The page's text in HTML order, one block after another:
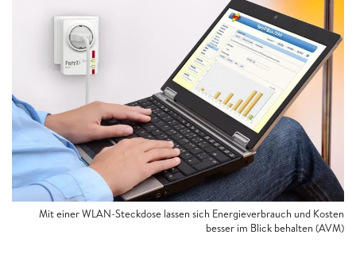
Mit einer WLAN-Steckdose lassen sich Energieverbrauch und Kosten
besser im Blick behalten (AVM)